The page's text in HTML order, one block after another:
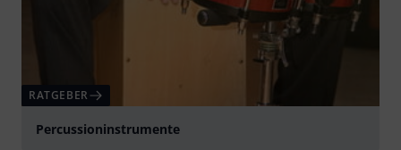
RATGEBER
Percussioninstrumente